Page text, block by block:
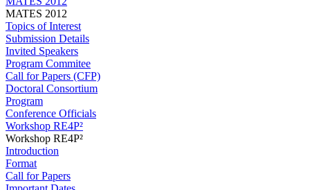
MATES 2012
Topics of Interest
Submission Details
Invited Speakers
Program Commitee
Call for Papers (CFP)
Doctoral Consortium
Program
Conference Officials
Workshop RE4P²
Workshop RE4P²
Introduction
Format
Call for Papers